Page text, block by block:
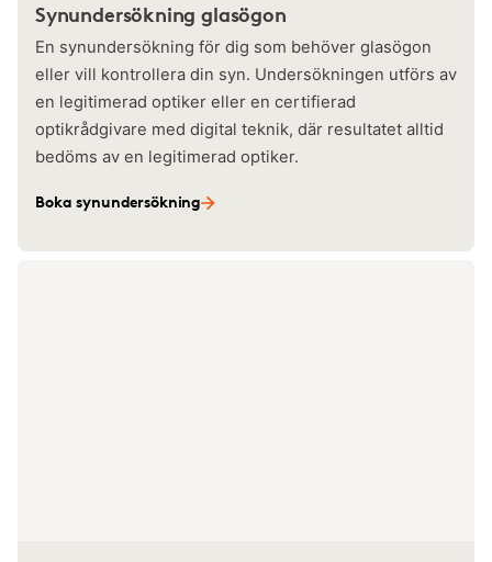
Synundersökning glasögon
En synundersökning för dig som behöver glasögon
eller vill kontrollera din syn. Undersökningen utförs av
en legitimerad optiker eller en certifierad
optikrådgivare med digital teknik, där resultatet alltid
bedöms av en legitimerad optiker.
Boka synundersökning